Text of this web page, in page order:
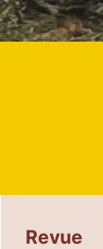
Revue